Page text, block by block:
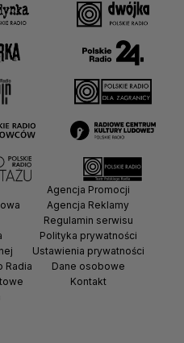
Radia
Agencja Promocji
Agencja Reklamy
Regulamin serwisu
Polityka prywatności
Ustawienia prywatności
Dane osobowe
Kontakt